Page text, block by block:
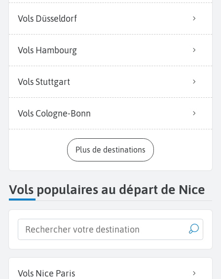
Vols Düsseldorf
Vols Hambourg
Vols Stuttgart
Vols Cologne-Bonn
Plus de destinations
Vols populaires au départ de Nice
Vols Nice Paris